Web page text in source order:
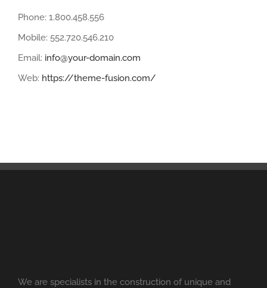
Phone: 1.800.458.556
Mobile: 552.720.546.210
Email: info@your-domain.com
Web: https://theme-fusion.com/
We are specialists in the construction of unique and